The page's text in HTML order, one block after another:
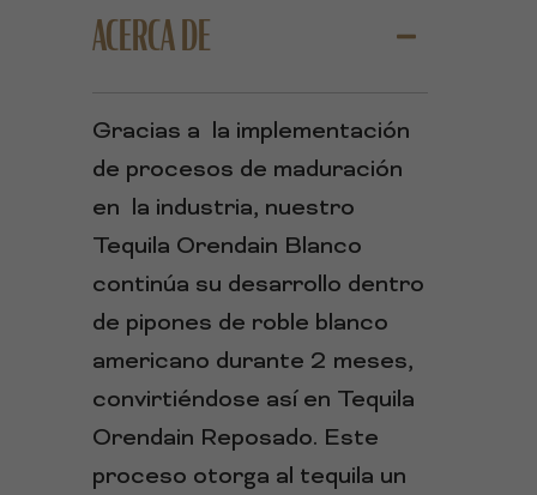
ACERCA DE
Gracias a la implementación
de procesos de maduración
en la industria, nuestro
Tequila Orendain Blanco
continúa su desarrollo dentro
de pipones de roble blanco
americano durante 2 meses,
convirtiéndose así en Tequila
Orendain Reposado. Este
proceso otorga al tequila un